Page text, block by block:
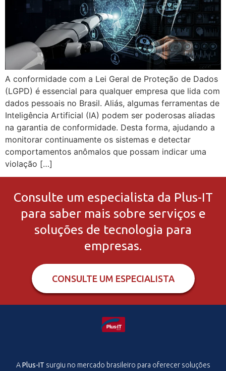
A conformidade com a Lei Geral de Proteção de Dados
(LGPD) é essencial para qualquer empresa que lida com
dados pessoais no Brasil. Aliás, algumas ferramentas de
Inteligência Artificial (IA) podem ser poderosas aliadas
na garantia de conformidade. Desta forma, ajudando a
monitorar continuamente os sistemas e detectar
comportamentos anômalos que possam indicar uma
violação […]
Consulte um especialista da Plus-IT
para saber mais sobre serviços e
soluções de tecnologia para
empresas.
CONSULTE UM ESPECIALISTA
APlus-IT surgiu no mercado brasileiro para oferecer soluções